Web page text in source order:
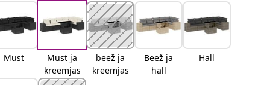
Must
Must ja
kreemjas
beež ja
kreemjas
Beež ja
hall
Hall